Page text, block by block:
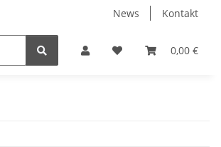
News Kontakt
0,00 €
Fliesen Zubehör Receiver